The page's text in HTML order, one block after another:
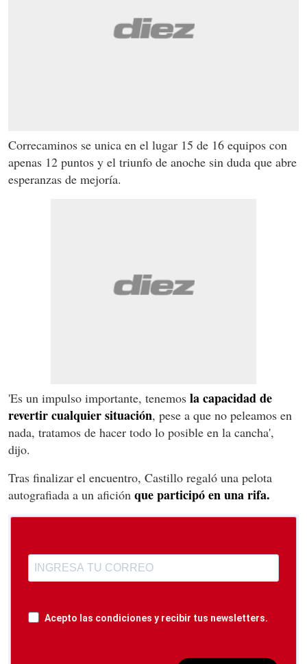
Correcaminos se unica en el lugar 15 de 16 equipos con
apenas 12 puntos y el triunfo de anoche sin duda que abre
esperanzas de mejoría.
'Es un impulso importante, tenemos la capacidad de
revertir cualquier situación, pese a que no peleamos en
nada, tratamos de hacer todo lo posible en la cancha',
dijo.
Tras finalizar el encuentro, Castillo regaló una pelota
autografiada a un afición que participó en una rifa.
Acepto las condiciones y recibir tus newsletters.